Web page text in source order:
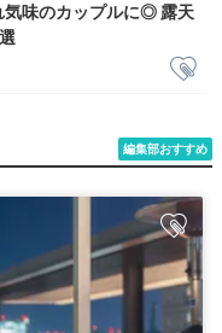
気味のカップルに◎ 露天
編集部おすすめ